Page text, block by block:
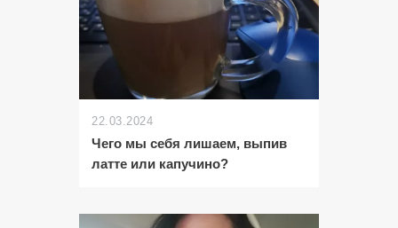
22.03.2024
Чего мы себя лишаем, выпив
латте или капучино?